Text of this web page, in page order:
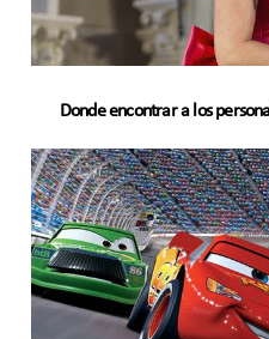
Donde encontrar a los